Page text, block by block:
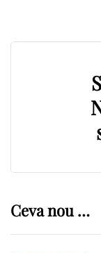
Ceva nou …